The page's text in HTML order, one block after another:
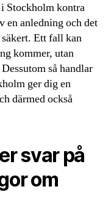
Stockholm kontra
en anledning och det
Ett fall kan
kommer, utan
så handlar
ger dig en
därmed också
svar på
om